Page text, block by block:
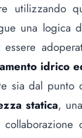
utilizzando
una logica
idrico
sia dal punto
statica,